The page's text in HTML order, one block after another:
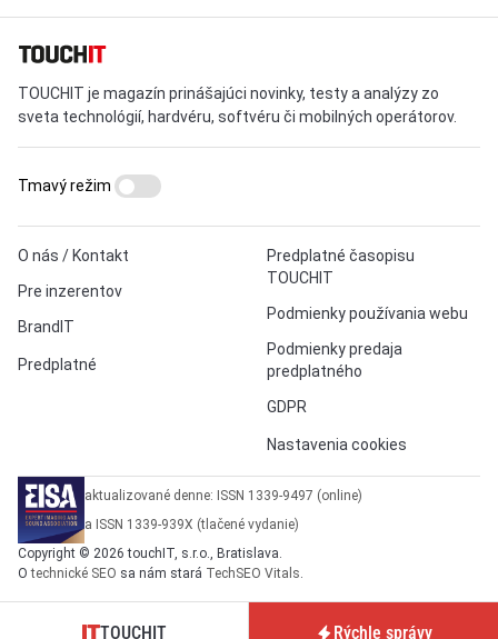
TOUCHIT je magazín prinášajúci novinky, testy a analýzy zo
sveta technológií, hardvéru, softvéru či mobilných operátorov.
O nás / Kontakt
Pre inzerentov
BrandIT
Predplatné
Predplatné časopisu
TOUCHIT
Podmienky používania webu
Podmienky predaja
predplatného
GDPR
Nastavenia cookies
Tmavý režim
aktualizované denne: ISSN 1339-9497 (online)
a ISSN 1339-939X (tlačené vydanie)
Copyright © 2026 touchIT, s.r.o., Bratislava.
Otechnické SEO sa nám stará TechSEO Vitals
TOUCHIT Rýchle správy